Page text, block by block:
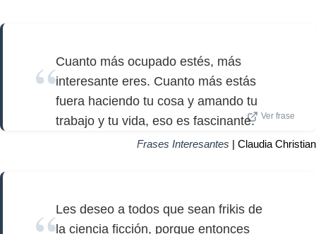
Cuanto más ocupado estés, más
interesante eres. Cuanto más estás
fuera haciendo tu cosa y amando tu
trabajo y tu vida, eso es fascinante.
Ver frase
Frases Interesantes | Claudia Christian
Les deseo a todos que sean frikis de
la ciencia ficción, porque entonces